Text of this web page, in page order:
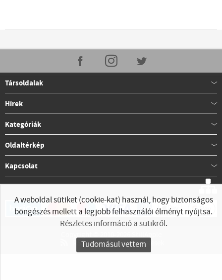
Társoldalak
Hírek
Kategóriák
Oldaltérkép
Kapcsolat
Copyright © 2010-2026 StillApple
RSS hírek
RSS hirdetések
A weboldal sütiket (cookie-kat) használ, hogy biztonságos
böngészés mellett a legjobb felhasználói élményt nyújtsa.
Részletes információ a sütikről.
Tudomásul vettem